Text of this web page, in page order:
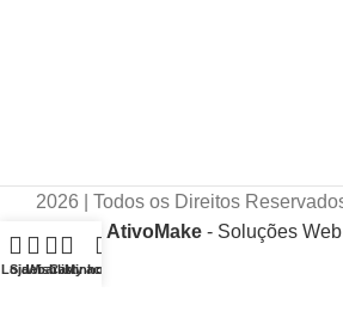
2026 | Todos os Direitos
AtivoMake- Soluções
Loja
Sidebar
WishlistCarrinho
My account